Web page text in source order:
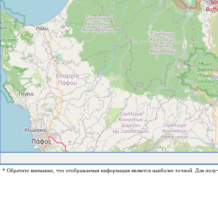
* Обратите внимание, что отображаемая информация является наиболее точной. Для